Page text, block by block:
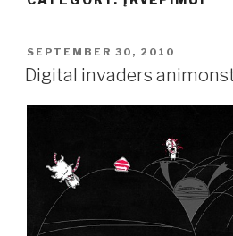
POSTED
ON
SEPTEMBER 30, 2010
Digital invaders